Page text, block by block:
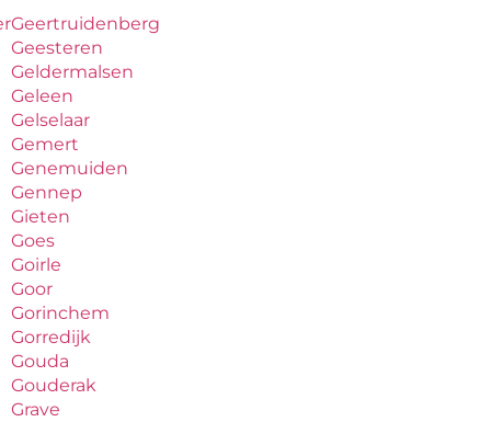
Geertruidenberg
Geesteren
Geldermalsen
Geleen
Gelselaar
Gemert
Genemuiden
Gennep
Gieten
Goes
Goirle
Goor
Gorinchem
Gorredijk
Gouda
Gouderak
Grave